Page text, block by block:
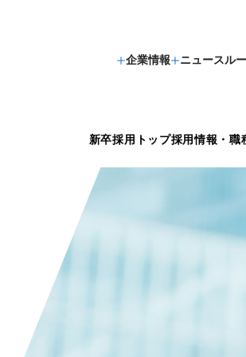
企業情報 ニュースル
新卒採用トップ採用情報・職